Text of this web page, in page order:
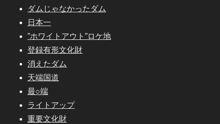
ダムじゃなかったダム
日本一
”ホワイトアウト”ロケ地
登録有形文化財
消えたダム
天端国道
最○端
ライトアップ
重要文化財